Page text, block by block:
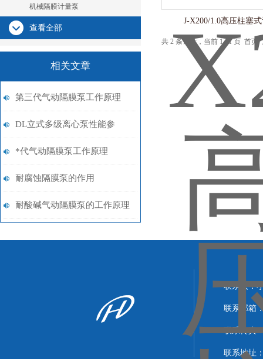
机械隔膜计量泵
查看全部
相关文章
第三代气动隔膜泵工作原理
DL立式多级离心泵性能参
数：
*代气动隔膜泵工作原理
耐腐蚀隔膜泵的作用
耐酸碱气动隔膜泵的工作原理
J-X200/1.0高压柱塞
共 2 条记录，当前 1 / 1 页 首
联系人：
联系邮箱
联系地址